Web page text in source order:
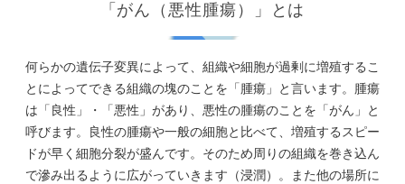
「がん（悪性腫瘍）」とは
何らかの遺伝子変異によって、組織や細胞が過剰に増殖するこ
とによってできる組織の塊のことを「腫瘍」と言います。腫瘍
は「良性」・「悪性」があり、悪性の腫瘍のことを「がん」と
呼びます。良性の腫瘍や一般の細胞と比べて、増殖するスピー
ドが早く細胞分裂が盛んです。そのため周りの組織を巻き込ん
で滲み出るように広がっていきます（浸潤）。また他の場所に